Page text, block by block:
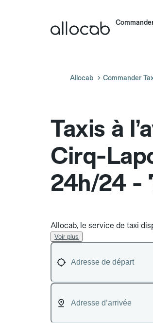
Allocab Commander
Taxis à
Cirq-
24h/24 -
Allocab, le service de taxi
Voir plus